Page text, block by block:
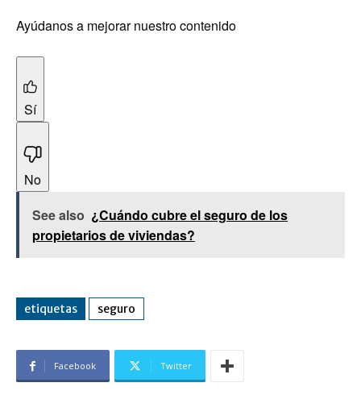
Ayúdanos a mejorar nuestro contenido
Sí
No
See also ¿Cuándo cubre el seguro de los
propietarios de viviendas?
etiquetas seguro
Facebook Twitter